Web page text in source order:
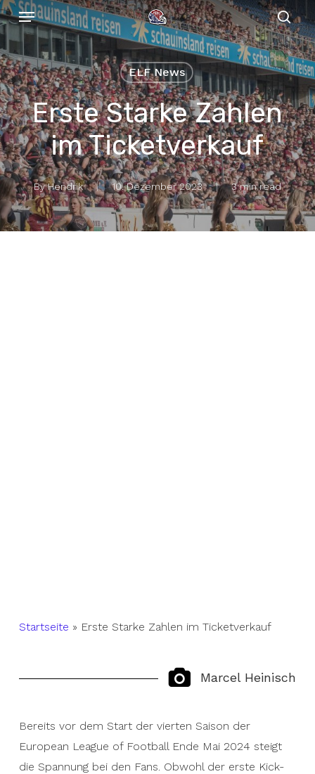
Skip
to
main
content
Menu
ELF News
Erste Starke Zahlen
im Ticketverkauf
By Hendrik 10. Dezember 2023 3 min read
Startseite » Erste Starke Zahlen im Ticketverkauf
Marcel Heinisch
Bereits vor dem Start der vierten Saison der
European League of Football Ende Mai 2024 steigt
die Spannung bei den Fans. Obwohl der erste Kick-